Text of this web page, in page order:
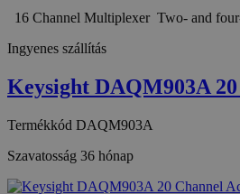
16 Channel Multiplexer Two- and
Ingyenes szállítás
Keysight DAQM903A
Termékkód DAQM903A
Szavatosság 36 hónap